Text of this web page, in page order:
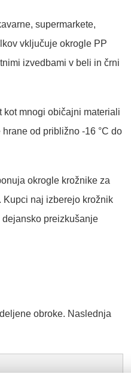
supermarkete,
vključuje okrogle PP
izvedbami v beli in črni
kot mnogi običajni materiali
od približno -16 °C do
okrogle krožnike za
Kupci naj izberejo krožnik
preizkušanje
obroke. Naslednja